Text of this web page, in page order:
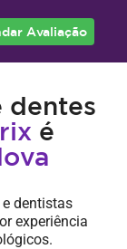
Avaliação
dentes
é
dentistas
experiência